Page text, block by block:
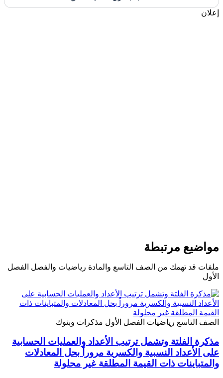
إعلان
مواضيع مرتبطة
ملفات قد تهمك من الصف التاسع والمادة رياضيات والفصل الفصل
الأول
الصف التاسع رياضيات الفصل الأول مذكرات وبنوك
مذكرة الفلتة وتشمل ترتيب الأعداد والعمليات الحسابية
على الأعداد النسبية والكسرية مروراً بحل المعادلات
والمتباينات ذات القيمة المطلقة غير محلولة